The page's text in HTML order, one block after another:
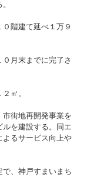
階建て延べ１万９
月末までに完了さ
㎡。
街地再開発事業を
を建設する。同エ
よるサービス向上や
で、神戸すまいまち